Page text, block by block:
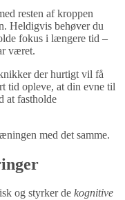
resten af kroppen
Heldigvis behøver du
fokus i længere tid –
været.
der hurtigt vil få
tid opleve, at din evne til
at fastholde
med det samme.
og styrker de kognitive